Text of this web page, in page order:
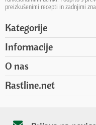
preizkušenimi recepti in zadnjimi
Kategorije
Informacije
O nas
Rastline.net